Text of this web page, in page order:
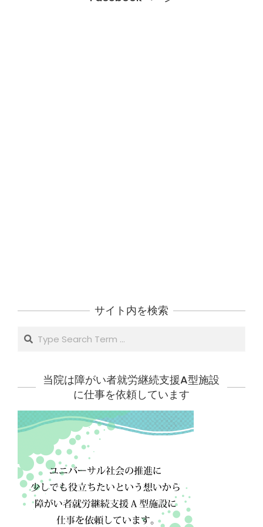
サイト内を検索
Search
当院は障がい者就労継続支援A型施設
に仕事を依頼しています